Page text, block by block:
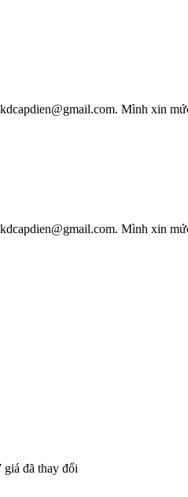
Mình xin
Mình xin
đã thay đổi